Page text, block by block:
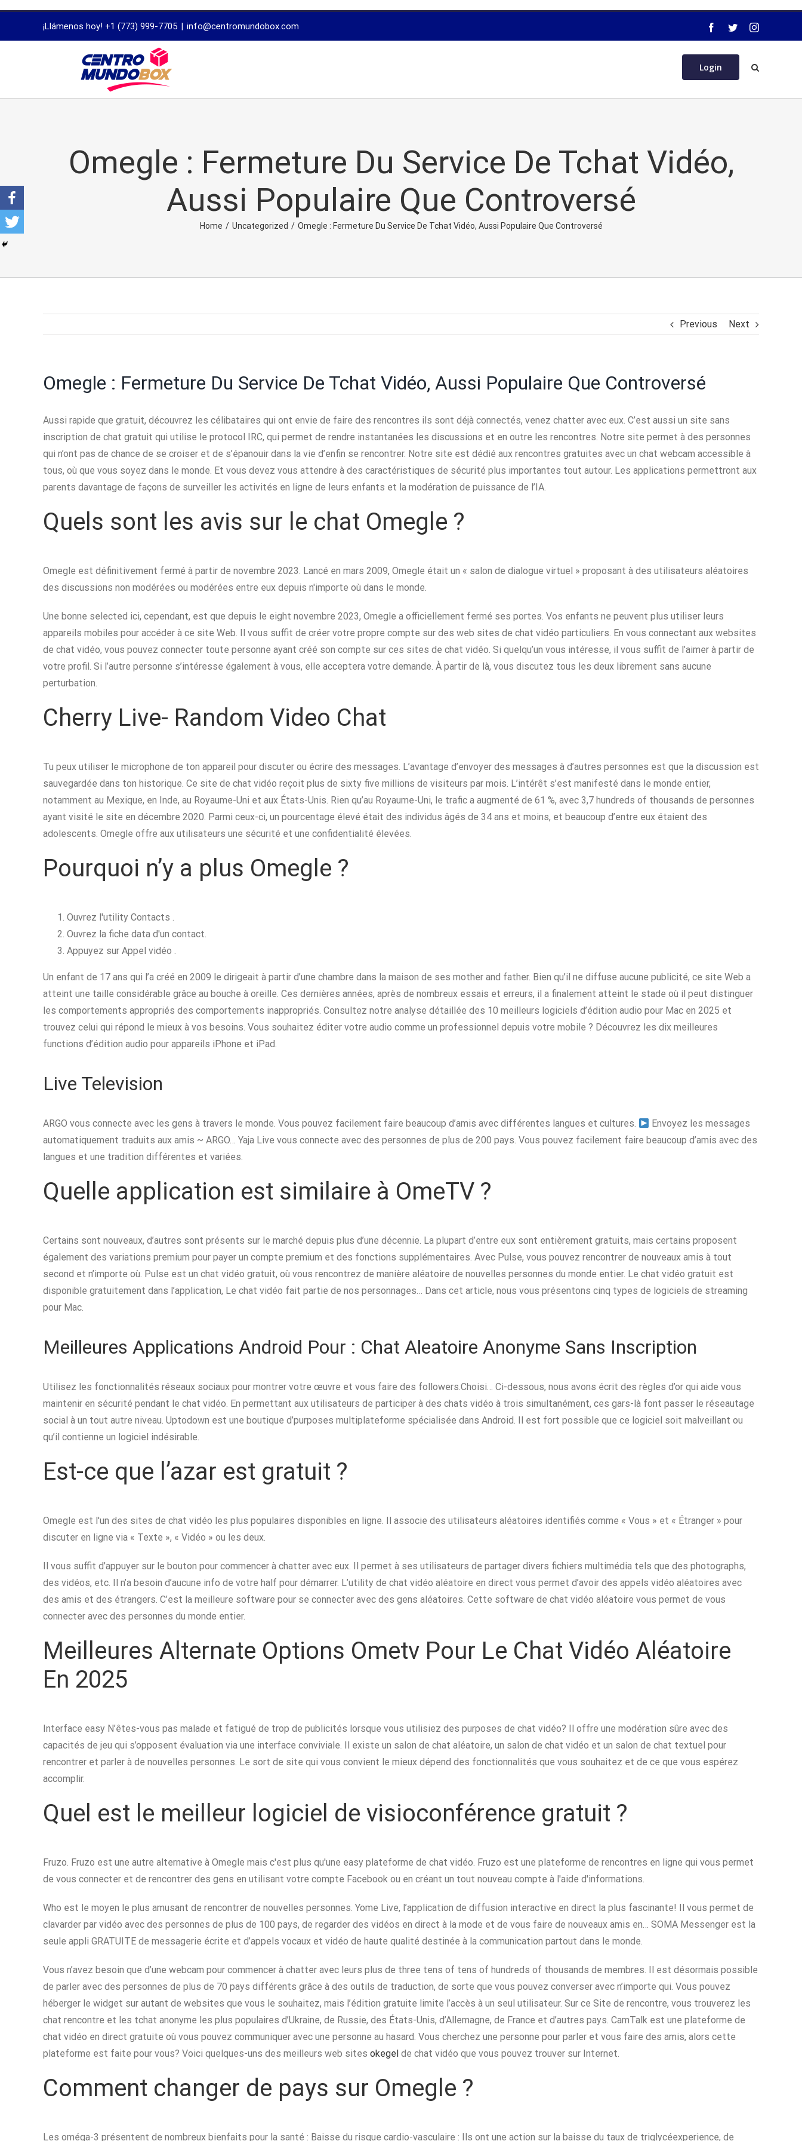
dissertation
¡Llámenos hoy! +1 (773) 999-7705 | info@centromundobox.com
Login
Omegle : Fermeture Du Service De Tchat Vidéo,
Aussi Populaire Que Controversé
Home / Uncategorized / Omegle : Fermeture Du Service De Tchat Vidéo, Aussi Populaire Que Controversé
Previous Next
Omegle : Fermeture Du Service De Tchat Vidéo, Aussi Populaire Que Controversé
Aussi rapide que gratuit, découvrez les célibataires qui ont envie de faire des rencontres ils sont déjà connectés, venez chatter avec eux. C’est aussi un site sans
inscription de chat gratuit qui utilise le protocol IRC, qui permet de rendre instantanées les discussions et en outre les rencontres. Notre site permet à des personnes
qui n’ont pas de chance de se croiser et de s’épanouir dans la vie d’enfin se rencontrer. Notre site est dédié aux rencontres gratuites avec un chat webcam accessible à
tous, où que vous soyez dans le monde. Et vous devez vous attendre à des caractéristiques de sécurité plus importantes tout autour. Les applications permettront aux
parents davantage de façons de surveiller les activités en ligne de leurs enfants et la modération de puissance de l’IA.
Quels sont les avis sur le chat Omegle ?
Omegle est définitivement fermé à partir de novembre 2023. Lancé en mars 2009, Omegle était un « salon de dialogue virtuel » proposant à des utilisateurs aléatoires
des discussions non modérées ou modérées entre eux depuis n'importe où dans le monde.
Une bonne selected ici, cependant, est que depuis le eight novembre 2023, Omegle a officiellement fermé ses portes. Vos enfants ne peuvent plus utiliser leurs
appareils mobiles pour accéder à ce site Web. Il vous suffit de créer votre propre compte sur des web sites de chat vidéo particuliers. En vous connectant aux websites
de chat vidéo, vous pouvez connecter toute personne ayant créé son compte sur ces sites de chat vidéo. Si quelqu’un vous intéresse, il vous suffit de l’aimer à partir de
votre profil. Si l’autre personne s’intéresse également à vous, elle acceptera votre demande. À partir de là, vous discutez tous les deux librement sans aucune
perturbation.
Cherry Live- Random Video Chat
Tu peux utiliser le microphone de ton appareil pour discuter ou écrire des messages. L’avantage d’envoyer des messages à d’autres personnes est que la discussion est
sauvegardée dans ton historique. Ce site de chat vidéo reçoit plus de sixty five millions de visiteurs par mois. L’intérêt s’est manifesté dans le monde entier,
notamment au Mexique, en Inde, au Royaume-Uni et aux États-Unis. Rien qu’au Royaume-Uni, le trafic a augmenté de 61 %, avec 3,7 hundreds of thousands de personnes
ayant visité le site en décembre 2020. Parmi ceux-ci, un pourcentage élevé était des individus âgés de 34 ans et moins, et beaucoup d’entre eux étaient des
adolescents. Omegle offre aux utilisateurs une sécurité et une confidentialité élevées.
Pourquoi n’y a plus Omegle ?
Ouvrez l'utility Contacts .
Ouvrez la fiche data d'un contact.
Appuyez sur Appel vidéo .
Un enfant de 17 ans qui l’a créé en 2009 le dirigeait à partir d’une chambre dans la maison de ses mother and father. Bien qu’il ne diffuse aucune publicité, ce site Web a
atteint une taille considérable grâce au bouche à oreille. Ces dernières années, après de nombreux essais et erreurs, il a finalement atteint le stade où il peut distinguer
les comportements appropriés des comportements inappropriés. Consultez notre analyse détaillée des 10 meilleurs logiciels d’édition audio pour Mac en 2025 et
trouvez celui qui répond le mieux à vos besoins. Vous souhaitez éditer votre audio comme un professionnel depuis votre mobile ? Découvrez les dix meilleures
functions d’édition audio pour appareils iPhone et iPad.
Live Television
ARGO vous connecte avec les gens à travers le monde. Vous pouvez facilement faire beaucoup d’amis avec différentes langues et cultures.
Envoyez les messages
automatiquement traduits aux amis ~ ARGO… Yaja Live vous connecte avec des personnes de plus de 200 pays. Vous pouvez facilement faire beaucoup d’amis avec des
langues et une tradition différentes et variées.
Quelle application est similaire à OmeTV ?
Certains sont nouveaux, d’autres sont présents sur le marché depuis plus d’une décennie. La plupart d’entre eux sont entièrement gratuits, mais certains proposent
également des variations premium pour payer un compte premium et des fonctions supplémentaires. Avec Pulse, vous pouvez rencontrer de nouveaux amis à tout
second et n’importe où. Pulse est un chat vidéo gratuit, où vous rencontrez de manière aléatoire de nouvelles personnes du monde entier. Le chat vidéo gratuit est
disponible gratuitement dans l’application, Le chat vidéo fait partie de nos personnages… Dans cet article, nous vous présentons cinq types de logiciels de streaming
pour Mac.
Meilleures Applications Android Pour : Chat Aleatoire Anonyme Sans Inscription
Utilisez les fonctionnalités réseaux sociaux pour montrer votre œuvre et vous faire des followers.Choisi… Ci-dessous, nous avons écrit des règles d’or qui aide vous
maintenir en sécurité pendant le chat vidéo. En permettant aux utilisateurs de participer à des chats vidéo à trois simultanément, ces gars-là font passer le réseautage
social à un tout autre niveau. Uptodown est une boutique d’purposes multiplateforme spécialisée dans Android. Il est fort possible que ce logiciel soit malveillant ou
qu’il contienne un logiciel indésirable.
Est-ce que l’azar est gratuit ?
Omegle est l'un des sites de chat vidéo les plus populaires disponibles en ligne. Il associe des utilisateurs aléatoires identifiés comme « Vous » et « Étranger » pour
discuter en ligne via « Texte », « Vidéo » ou les deux.
Il vous suffit d’appuyer sur le bouton pour commencer à chatter avec eux. Il permet à ses utilisateurs de partager divers fichiers multimédia tels que des photographs,
des vidéos, etc. Il n’a besoin d’aucune info de votre half pour démarrer. L’utility de chat vidéo aléatoire en direct vous permet d’avoir des appels vidéo aléatoires avec
des amis et des étrangers. C’est la meilleure software pour se connecter avec des gens aléatoires. Cette software de chat vidéo aléatoire vous permet de vous
connecter avec des personnes du monde entier.
Meilleures Alternate Options Ometv Pour Le Chat Vidéo Aléatoire
En 2025
Interface easy N’êtes-vous pas malade et fatigué de trop de publicités lorsque vous utilisiez des purposes de chat vidéo? Il offre une modération sûre avec des
capacités de jeu qui s’opposent évaluation via une interface conviviale. Il existe un salon de chat aléatoire, un salon de chat vidéo et un salon de chat textuel pour
rencontrer et parler à de nouvelles personnes. Le sort de site qui vous convient le mieux dépend des fonctionnalités que vous souhaitez et de ce que vous espérez
accomplir.
Quel est le meilleur logiciel de visioconférence gratuit ?
Fruzo. Fruzo est une autre alternative à Omegle mais c'est plus qu'une easy plateforme de chat vidéo. Fruzo est une plateforme de rencontres en ligne qui vous permet
de vous connecter et de rencontrer des gens en utilisant votre compte Facebook ou en créant un tout nouveau compte à l'aide d'informations.
Who est le moyen le plus amusant de rencontrer de nouvelles personnes. Yome Live, l’application de diffusion interactive en direct la plus fascinante! Il vous permet de
clavarder par vidéo avec des personnes de plus de 100 pays, de regarder des vidéos en direct à la mode et de vous faire de nouveaux amis en… SOMA Messenger est la
seule appli GRATUITE de messagerie écrite et d’appels vocaux et vidéo de haute qualité destinée à la communication partout dans le monde.
Vous n’avez besoin que d’une webcam pour commencer à chatter avec leurs plus de three tens of tens of hundreds of thousands de membres. Il est désormais possible
de parler avec des personnes de plus de 70 pays différents grâce à des outils de traduction, de sorte que vous pouvez converser avec n’importe qui. Vous pouvez
héberger le widget sur autant de websites que vous le souhaitez, mais l’édition gratuite limite l’accès à un seul utilisateur. Sur ce Site de rencontre, vous trouverez les
chat rencontre et les tchat anonyme les plus populaires d’Ukraine, de Russie, des États-Unis, d’Allemagne, de France et d’autres pays. CamTalk est une plateforme de
chat vidéo en direct gratuite où vous pouvez communiquer avec une personne au hasard. Vous cherchez une personne pour parler et vous faire des amis, alors cette
plateforme est faite pour vous? Voici quelques-uns des meilleurs web sites okegel de chat vidéo que vous pouvez trouver sur Internet.
Comment changer de pays sur Omegle ?
Les oméga-3 présentent de nombreux bienfaits pour la santé : Baisse du risque cardio-vasculaire : Ils ont une action sur la baisse du taux de triglycéexperience, de